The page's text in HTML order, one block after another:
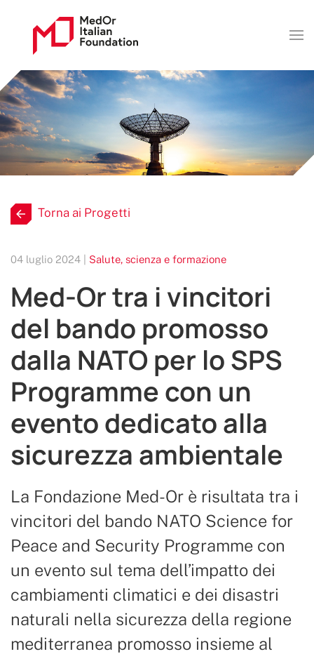
Torna ai Progetti
04 luglio 2024 | Salute, scienza e formazione
Med-Or tra i vincitori
del bando promosso
dalla NATO per lo SPS
Programme con un
evento dedicato alla
sicurezza ambientale
La Fondazione Med-Or è risultata tra i
vincitori del bando NATO Science for
Peace and Security Programme con
un evento sul tema dell’impatto dei
cambiamenti climatici e dei disastri
naturali nella sicurezza della regione
mediterranea promosso insieme al